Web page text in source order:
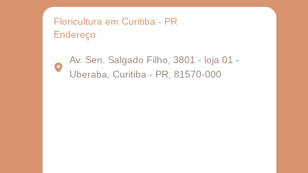
Floricultura em Curitiba - PR
Endereço
Av. Sen. Salgado Filho, 3801 - loja 01 -
Uberaba, Curitiba - PR, 81570-000